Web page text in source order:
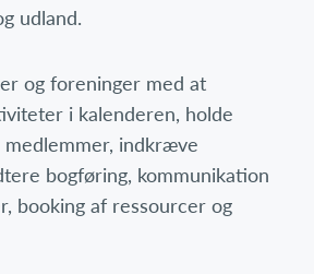
udland.
og foreninger med at
i kalenderen, holde
indkræve
bogføring, kommunikation
booking af ressourcer og